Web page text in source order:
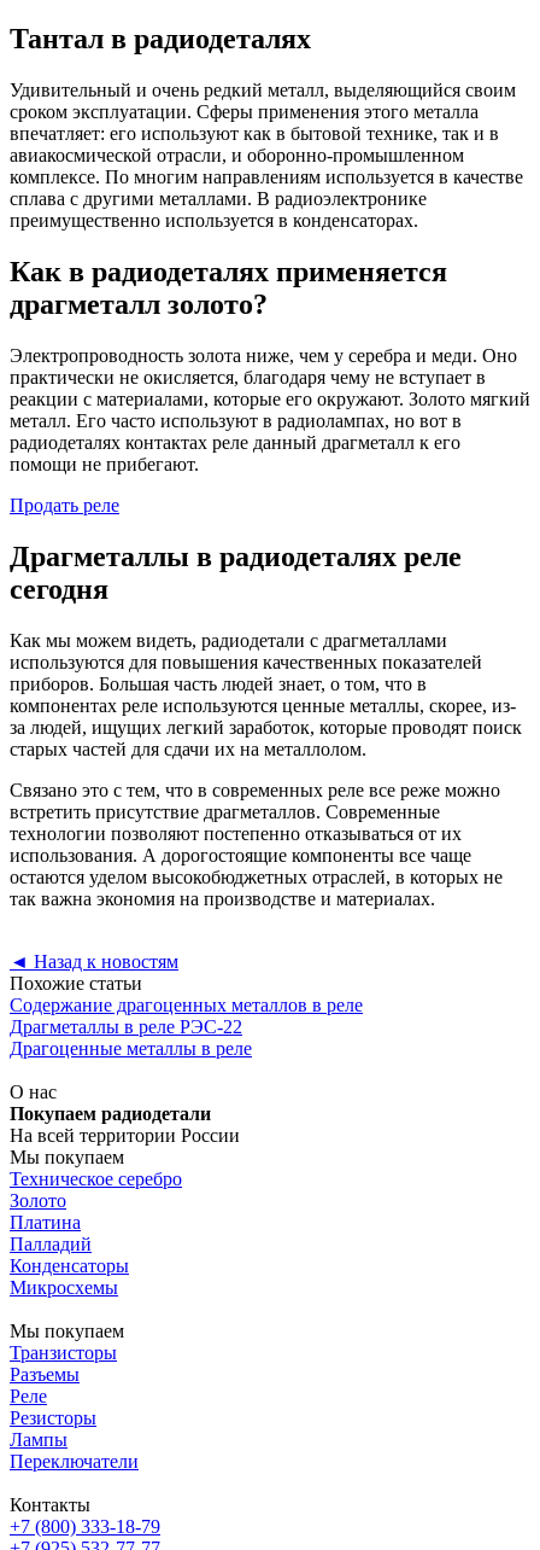
Тантал в радиодеталях
Удивительный и очень редкий металл, выделяющийся своим
сроком эксплуатации. Сферы применения этого металла
впечатляет: его используют как в бытовой технике, так и в
авиакосмической отрасли, и оборонно-промышленном
комплексе. По многим направлениям используется в качестве
сплава с другими металлами. В радиоэлектронике
преимущественно используется в конденсаторах.
Как в радиодеталях применяется
драгметалл золото?
Электропроводность золота ниже, чем у серебра и меди. Оно
практически не окисляется, благодаря чему не вступает в
реакции с материалами, которые его окружают. Золото мягкий
металл. Его часто используют в радиолампах, но вот в
радиодеталях контактах реле данный драгметалл к его
помощи не прибегают.
Продать реле
Драгметаллы в радиодеталях реле
сегодня
Как мы можем видеть, радиодетали с драгметаллами
используются для повышения качественных показателей
приборов. Большая часть людей знает, о том, что в
компонентах реле используются ценные металлы, скорее, из-
за людей, ищущих легкий заработок, которые проводят поиск
старых частей для сдачи их на металлолом.
Связано это с тем, что в современных реле все реже можно
встретить присутствие драгметаллов. Современные
технологии позволяют постепенно отказываться от их
использования. А дорогостоящие компоненты все чаще
остаются уделом высокобюджетных отраслей, в которых не
так важна экономия на производстве и материалах.
◄ Назад к новостям
Похожие статьи
Содержание драгоценных металлов в реле
Драгметаллы в реле РЭС-22
Драгоценные металлы в реле
О нас
Покупаем радиодетали
На всей территории России
Мы покупаем
Техническое серебро
Золото
Платина
Палладий
Конденсаторы
Микросхемы
Мы покупаем
Транзисторы
Разъемы
Реле
Резисторы
Лампы
Переключатели
Контакты
+7 (800) 333-18-79